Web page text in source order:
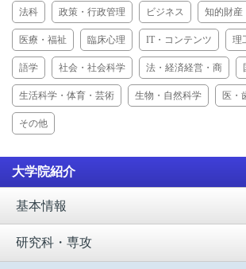
法科 政策・行政管理 ビジネス 知的財産
医療・福祉 臨床心理 IT・コンテンツ 理
語学 社会・社会科学 法・経済経営・商
生活科学・体育・芸術 生物・自然科学 医・
その他
大学院紹介
基本情報
研究科・専攻